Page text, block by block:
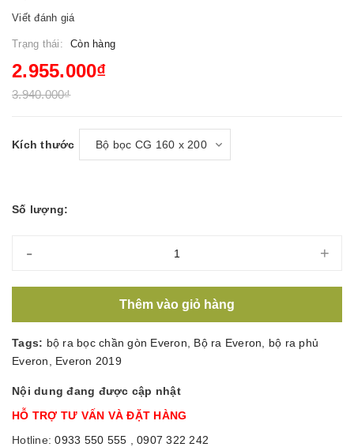
Viết đánh giá
Trạng thái: Còn hàng
2.955.000₫
3.940.000₫
Kích thước
Số lượng:
- +
Thêm vào giỏ hàng
Tags: bộ ra bọc chần gòn Everon Bộ ra Everon
bộ ra phủ
Everon
Everon 2019
Nội dung đang được cập nhật
HỖ TRỢ TƯ VẤN VÀ ĐẶT HÀNG
Hotline:0933 550 555
0907 322 242